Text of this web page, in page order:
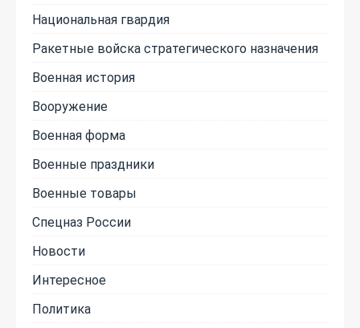
Национальная гвардия
Ракетные войска стратегического назначения
Военная история
Вооружение
Военная форма
Военные праздники
Военные товары
Спецназ России
Новости
Интересное
Политика